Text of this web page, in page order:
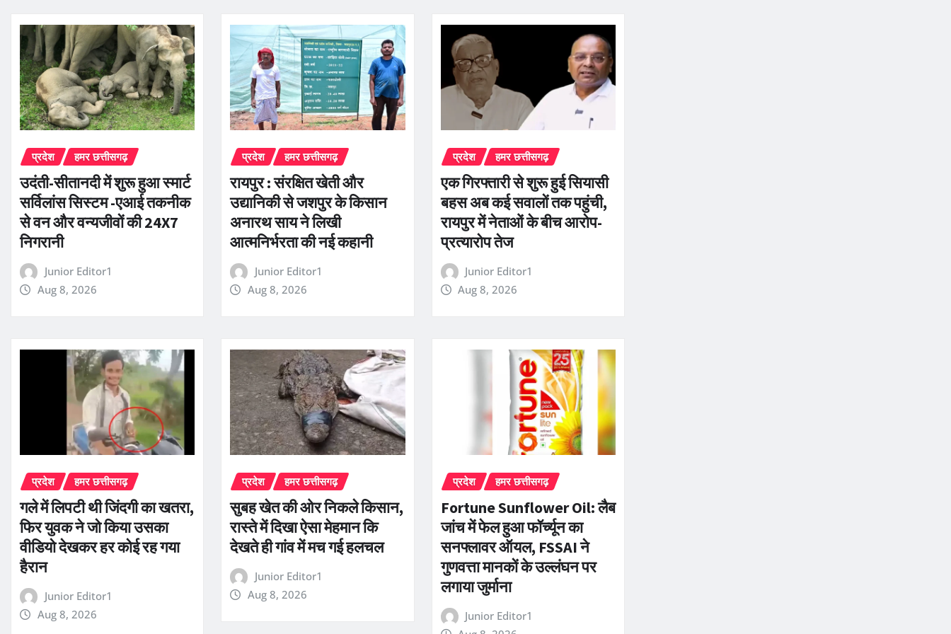
प्रदेश हमर छत्तीसगढ़
उदंती-सीतानदी में शुरू हुआ स्मार्ट
सर्विलांस सिस्टम -एआई तकनीक
से वन और वन्यजीवों की 24X7
निगरानी
Junior Editor1
Aug 8, 2026
प्रदेश हमर छत्तीसगढ़
रायपुर : संरक्षित खेती और
उद्यानिकी से जशपुर के किसान
अनारथ साय ने लिखी
आत्मनिर्भरता की नई कहानी
Junior Editor1
Aug 8, 2026
प्रदेश हमर छत्तीसगढ़
एक गिरफ्तारी से शुरू हुई सियासी
बहस अब कई सवालों तक पहुंची,
रायपुर में नेताओं के बीच आरोप-
प्रत्यारोप तेज
Junior Editor1
Aug 8, 2026
प्रदेश हमर छत्तीसगढ़
गले में लिपटी थी जिंदगी का खतरा,
फिर युवक ने जो किया उसका
वीडियो देखकर हर कोई रह गया
हैरान
Junior Editor1
Aug 8, 2026
प्रदेश हमर छत्तीसगढ़
सुबह खेत की ओर निकले किसान,
रास्ते में दिखा ऐसा मेहमान कि
देखते ही गांव में मच गई हलचल
Junior Editor1
Aug 8, 2026
प्रदेश हमर छत्तीसगढ़
Fortune Sunflower Oil: लैब
जांच में फेल हुआ फॉर्च्यून का
सनफ्लावर ऑयल, FSSAI ने
गुणवत्ता मानकों के उल्लंघन पर
लगाया जुर्माना
Junior Editor1